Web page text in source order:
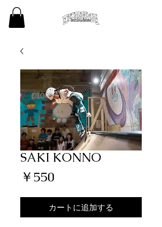
SAKI KONNO
￥550
格
カートに追加する